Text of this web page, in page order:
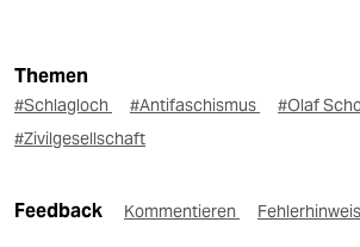
Themen
#Schlagloch #Antifaschismus
#Olaf
#Zivilgesellschaft
Feedback Kommentieren Fehlerhinweis